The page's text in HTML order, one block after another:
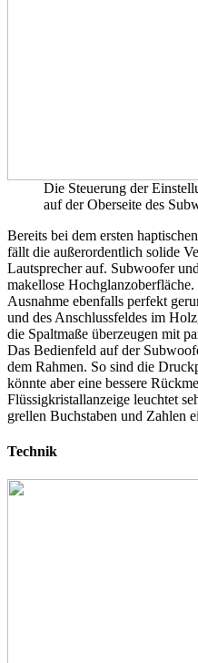
Die Steuerung der
auf der Oberseite des
Bereits bei dem ersten
fällt die außerordentlich solide
Lautsprecher auf. Subwoofer
makellose
Ausnahme ebenfalls perfekt
und des Anschlussfeldes im
die Spaltmaße überzeugen mit
Das Bedienfeld auf der
dem Rahmen. So sind die
könnte aber eine bessere
Flüssigkristallanzeige leuchtet
grellen Buchstaben und Zahlen
Technik